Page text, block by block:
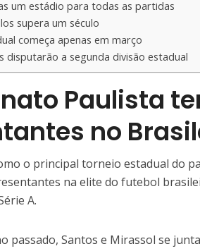
um estádio para todas as partidas
supera um século
começa apenas em março
disputarão a segunda divisão estadual
Paulista
no
o principal torneio estadual do
na elite do futebol
A.
passado, Santos e Mirassol se